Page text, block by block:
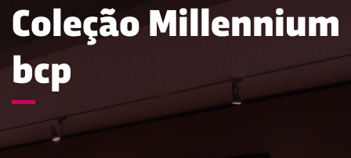
Coleção Millennium
bcp